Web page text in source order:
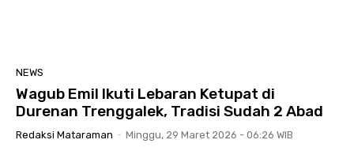
NEWS
Wagub Emil Ikuti Lebaran Ketupat di
Durenan Trenggalek, Tradisi Sudah 2 Abad
Redaksi Mataraman - Minggu, 29 Maret 2026 - 06:26 WIB